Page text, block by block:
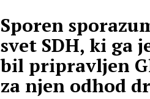
Sporen
svet SDH, ki ga
bil pripravljen
za njen odhod